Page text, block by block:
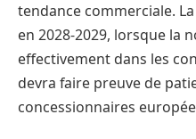
tendance commerciale.
en 2028-2029, lorsque la
effectivement dans les
devra faire preuve de
concessionnaires